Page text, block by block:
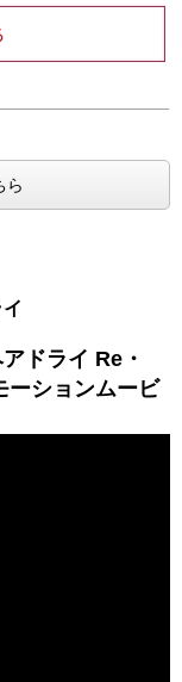
ら
ドライ Re・
ーションムービ